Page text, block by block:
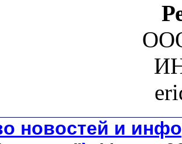
новостей и